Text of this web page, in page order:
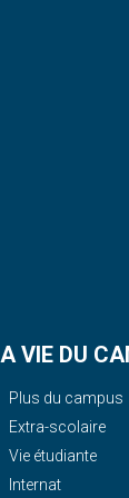
VIE DU
Plus du campus
Extra-scolaire
Vie étudiante
Internat